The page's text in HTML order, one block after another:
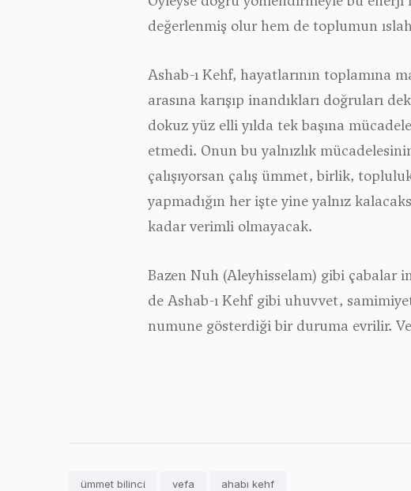
değerlenmiş olur hem de toplumun
Ashab-ı Kehf, hayatlarının toplamına
arasına karışıp inandıkları doğruları
dokuz yüz elli yılda tek başına
etmedi. Onun bu yalnızlık
çalışıyorsan çalış ümmet, birlik,
yapmadığın her işte yine yalnız
kadar verimli olmayacak.
Bazen Nuh (Aleyhisselam) gibi çabalar
de Ashab-ı Kehf gibi uhuvvet,
numune gösterdiği bir duruma evrilir.
ümmet bilinci vefa ahabı kehf